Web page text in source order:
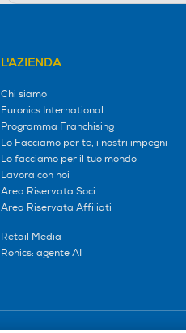
L'AZIENDA
Chi siamo
Euronics International
Programma Franchising
Lo Facciamo per te, i nostri impegni
Lo facciamo per il tuo mondo
Lavora con noi
Area Riservata Soci
Area Riservata Affiliati
Retail Media
Ronics: agente AI